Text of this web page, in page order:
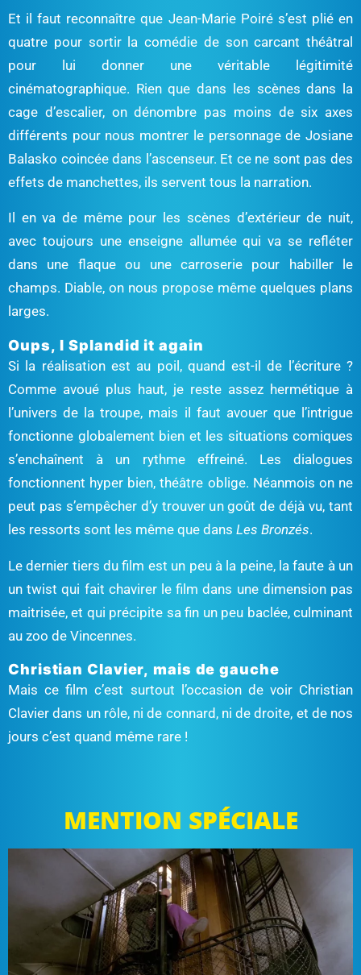
Et il faut reconnaître que Jean-Marie Poiré s’est plié en
quatre pour sortir la comédie de son carcant théâtral
pour lui donner une véritable légitimité
cinématographique. Rien que dans les scènes dans la
cage d’escalier, on dénombre pas moins de six axes
différents pour nous montrer le personnage de Josiane
Balasko coincée dans l’ascenseur. Et ce ne sont pas des
effets de manchettes, ils servent tous la narration.
Il en va de même pour les scènes d’extérieur de nuit,
avec toujours une enseigne allumée qui va se refléter
dans une flaque ou une carroserie pour habiller le
champs. Diable, on nous propose même quelques plans
larges.
Oups, I Splandid it again
Si la réalisation est au poil, quand est-il de l’écriture ?
Comme avoué plus haut, je reste assez hermétique à
l’univers de la troupe, mais il faut avouer que l’intrigue
fonctionne globalement bien et les situations comiques
s’enchaînent à un rythme effreiné. Les dialogues
fonctionnent hyper bien, théâtre oblige. Néanmois on ne
peut pas s’empêcher d’y trouver un goût de déjà vu, tant
les ressorts sont les même que dans Les Bronzés.
Le dernier tiers du film est un peu à la peine, la faute à un
un twist qui fait chavirer le film dans une dimension pas
maitrisée, et qui précipite sa fin un peu baclée, culminant
au zoo de Vincennes.
Christian Clavier, mais de gauche
Mais ce film c’est surtout l’occasion de voir Christian
Clavier dans un rôle, ni de connard, ni de droite, et de nos
jours c’est quand même rare !
MENTION SPÉCIALE